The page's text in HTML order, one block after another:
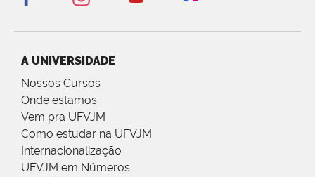
A UNIVERSIDADE
Nossos Cursos
Onde estamos
Vem pra UFVJM
Como estudar na UFVJM
Internacionalização
UFVJM em Números